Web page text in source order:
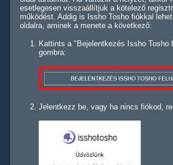
esetlegesen visszaállítjuk a kötelező
működést. Addig is Issho Tosho fiókkal
oldalra, aminek a menete a következő:
Kattints a "Bejelentkezés Issho Tosho
gombra:
Jelentkezz be, vagy ha nincs fiókod,